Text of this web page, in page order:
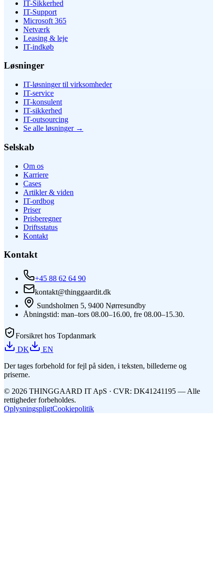
IT-Sikkerhed
IT-Support
Microsoft 365
Netværk
Leasing & leje
IT-indkøb
Løsninger
IT-løsninger til virksomheder
IT-service
IT-konsulent
IT-sikkerhed
IT-outsourcing
Se alle løsninger→
Selskab
Om os
Karriere
Cases
Artikler & viden
IT-ordbog
Priser
Prisberegner
Driftsstatus
Kontakt
Kontakt
+45 88 62 64 90
kontakt@thinggaardit.dk
Sundsholmen 5, 9400 Nørresundby
Åbningstid: man–tors 08.00–16.00, fre 08.00–15.30.
Forsikret hos Topdanmark
DK
EN
Der tages forbehold for fejl på siden, i teksten, billederne og
priserne.
© 2026 THINGGAARD IT ApS · CVR: DK41241195 — Alle
rettigheder forbeholdes.
OplysningspligtCookiepolitik